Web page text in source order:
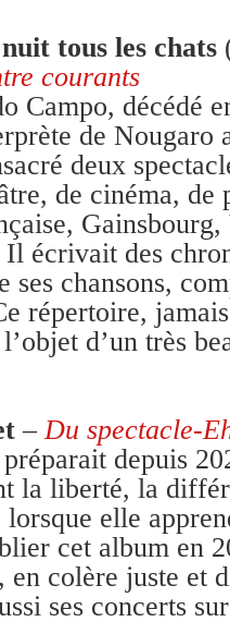
tous les chats
courants
Campo, décédé
de Nougaro
deux
de cinéma, de
écrivait des
ses chansons,
répertoire,
d’un très
– Du spectacle-
depuis
la liberté, la
elle
cet album en
en colère juste et
ses concerts